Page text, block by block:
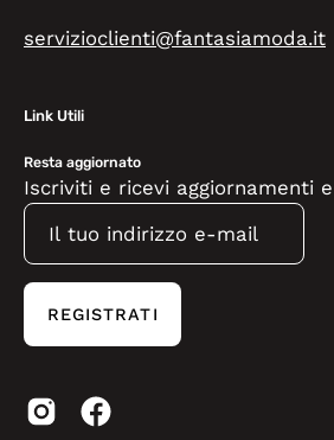
servizioclienti@fantasiamoda.it
Link Utili
Resta aggiornato
Iscriviti e ricevi aggiornamenti
REGISTRATI